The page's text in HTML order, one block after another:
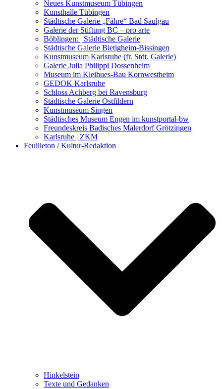
Kunstwettbewerbe, Ausschreibungen für Künstler
Neues Kunstmuseum Tübingen
Kunsthalle Tübingen
Städtische Galerie „Fähre“ Bad Saulgau
Galerie der Stiftung BC – pro arte
Böblingen: | Städtische Galerie
Städtische Galerie Bietigheim-Bissingen
Kunstmuseum Karlsruhe (fr. Stdt. Galerie)
Galerie Julia Philippi Dossenheim
Museum im Kleihues-Bau Kornwestheim
GEDOK Karlsruhe
Schloss Achberg bei Ravensburg
Städtische Galerie Ostfildern
Kunstmuseum Singen
Städtisches Museum Engen im kunstportal-bw
Freundeskreis Badisches Malerdorf Grötzingen
Karlsruhe | ZKM
Feuilleton / Kultur-Redaktion
Hinkelstein
Texte und Gedanken